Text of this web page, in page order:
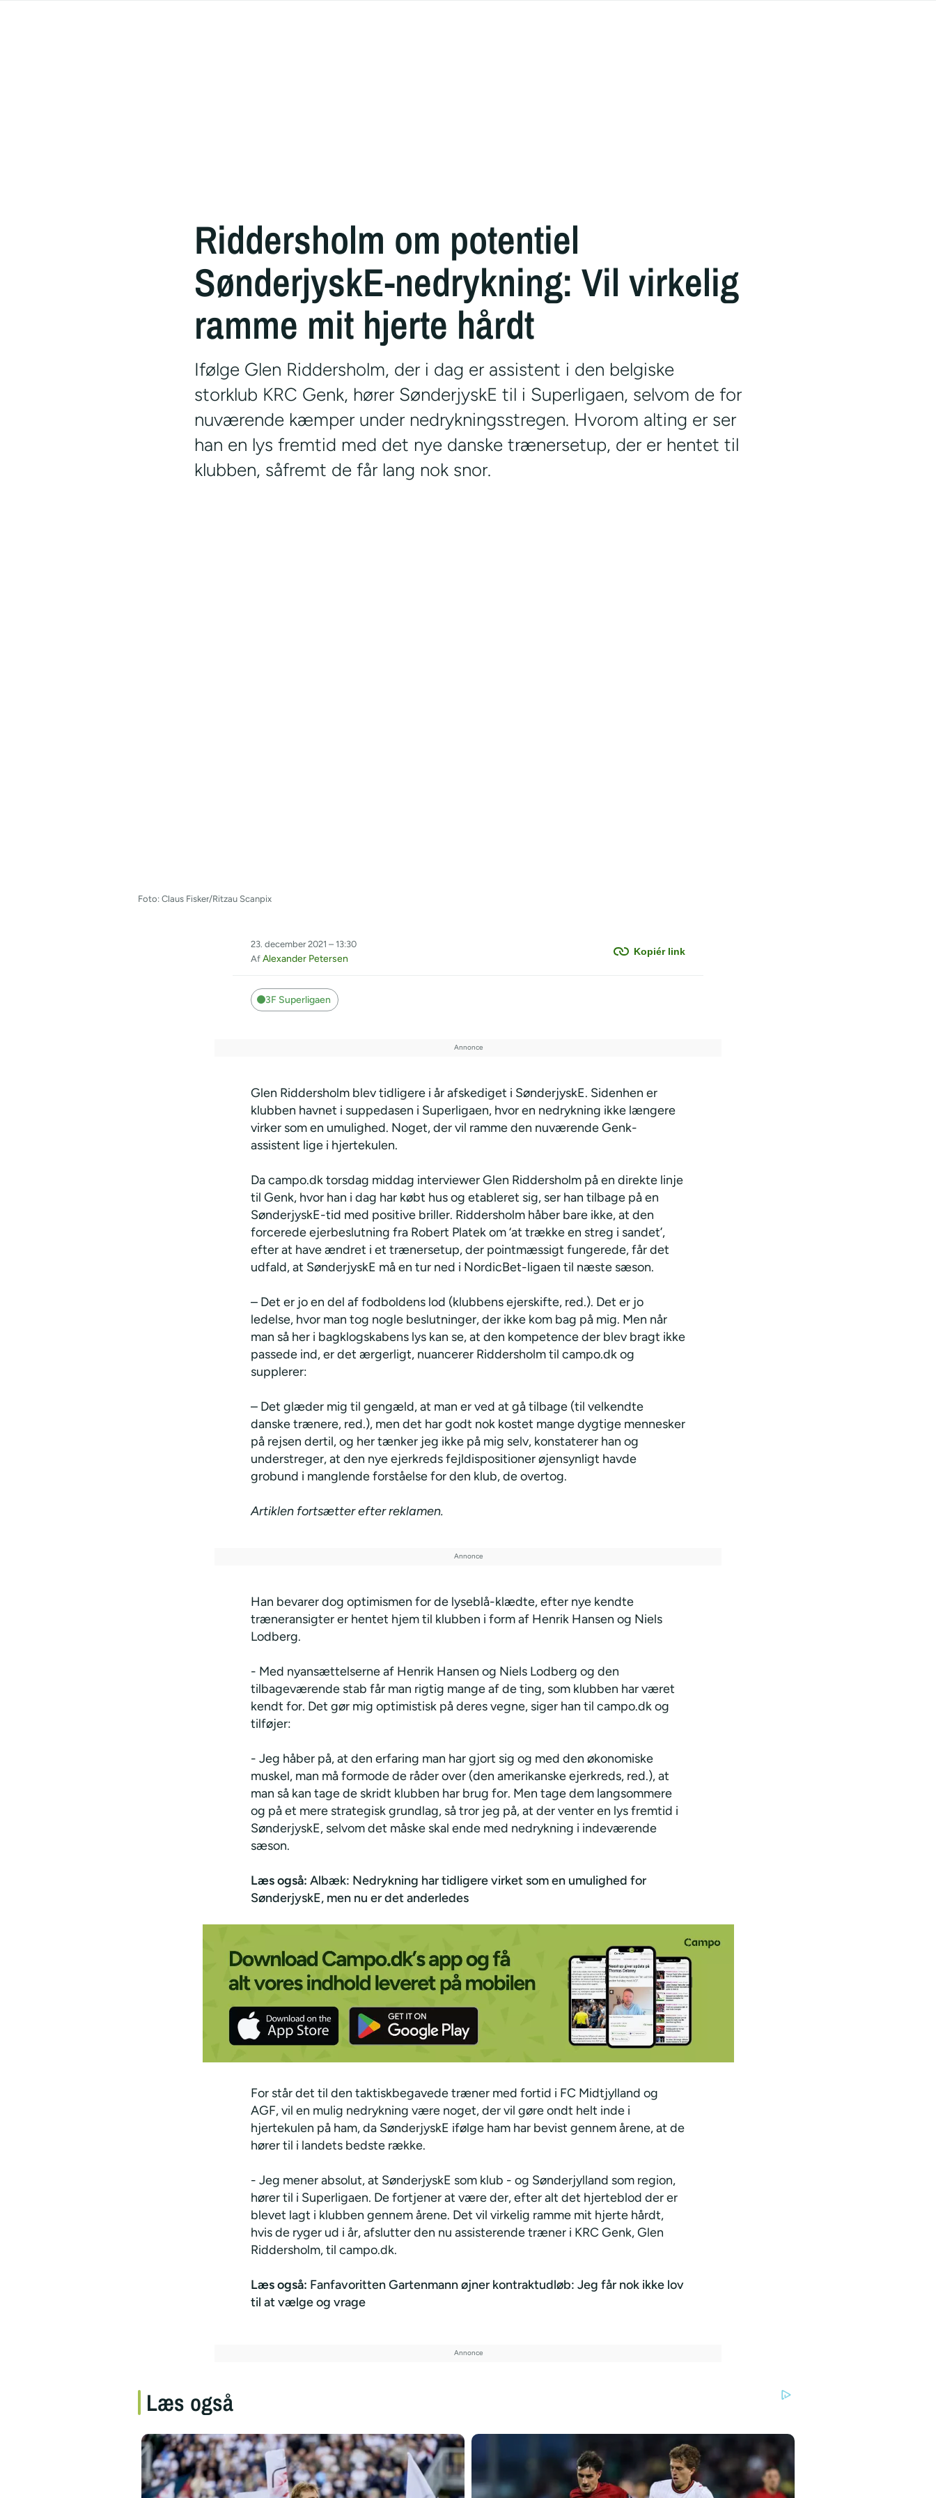
Riddersholm om potentiel
SønderjyskE-nedrykning: Vil virkelig
ramme mit hjerte hårdt
Ifølge Glen Riddersholm, der i dag er assistent i den belgiske
storklub KRC Genk, hører SønderjyskE til i Superligaen, selvom de for
nuværende kæmper under nedrykningsstregen. Hvorom alting er ser
han en lys fremtid med det nye danske trænersetup, der er hentet til
klubben, såfremt de får lang nok snor.
Foto: Claus Fisker/Ritzau Scanpix
Kopiér link
23. december 2021 – 13:30
Af Alexander Petersen
3F Superligaen
Glen Riddersholm blev tidligere i år afskediget i SønderjyskE. Sidenhen er
klubben havnet i suppedasen i Superligaen, hvor en nedrykning ikke længere
virker som en umulighed. Noget, der vil ramme den nuværende Genk-
assistent lige i hjertekulen.
Da campo.dk torsdag middag interviewer Glen Riddersholm på en direkte linje
til Genk, hvor han i dag har købt hus og etableret sig, ser han tilbage på en
SønderjyskE-tid med positive briller. Riddersholm håber bare ikke, at den
forcerede ejerbeslutning fra Robert Platek om ‘at trække en streg i sandet’,
efter at have ændret i et trænersetup, der pointmæssigt fungerede, får det
udfald, at SønderjyskE må en tur ned i NordicBet-ligaen til næste sæson.
– Det er jo en del af fodboldens lod (klubbens ejerskifte, red.). Det er jo
ledelse, hvor man tog nogle beslutninger, der ikke kom bag på mig. Men når
man så her i bagklogskabens lys kan se, at den kompetence der blev bragt ikke
passede ind, er det ærgerligt, nuancerer Riddersholm til campo.dk og
supplerer:
– Det glæder mig til gengæld, at man er ved at gå tilbage (til velkendte
danske trænere, red.), men det har godt nok kostet mange dygtige mennesker
på rejsen dertil, og her tænker jeg ikke på mig selv, konstaterer han og
understreger, at den nye ejerkreds fejldispositioner øjensynligt havde
grobund i manglende forståelse for den klub, de overtog.
Artiklen fortsætter efter reklamen.
Han bevarer dog optimismen for de lyseblå-klædte, efter nye kendte
træneransigter er hentet hjem til klubben i form af Henrik Hansen og Niels
Lodberg.
- Med nyansættelserne af Henrik Hansen og Niels Lodberg og den
tilbageværende stab får man rigtig mange af de ting, som klubben har været
kendt for. Det gør mig optimistisk på deres vegne, siger han til campo.dk og
tilføjer:
- Jeg håber på, at den erfaring man har gjort sig og med den økonomiske
muskel, man må formode de råder over (den amerikanske ejerkreds, red.), at
man så kan tage de skridt klubben har brug for. Men tage dem langsommere
og på et mere strategisk grundlag, så tror jeg på, at der venter en lys fremtid i
SønderjyskE, selvom det måske skal ende med nedrykning i indeværende
sæson.
Læs også: Albæk: Nedrykning har tidligere virket som en umulighed for
SønderjyskE, men nu er det anderledes
For står det til den taktiskbegavede træner med fortid i FC Midtjylland og
AGF, vil en mulig nedrykning være noget, der vil gøre ondt helt inde i
hjertekulen på ham, da SønderjyskE ifølge ham har bevist gennem årene, at de
hører til i landets bedste række.
- Jeg mener absolut, at SønderjyskE som klub - og Sønderjylland som region,
hører til i Superligaen. De fortjener at være der, efter alt det hjerteblod der er
blevet lagt i klubben gennem årene. Det vil virkelig ramme mit hjerte hårdt,
hvis de ryger ud i år, afslutter den nu assisterende træner i KRC Genk, Glen
Riddersholm, til campo.dk.
Læs også: Fanfavoritten Gartenmann øjner kontraktudløb: Jeg får nok ikke lov
til at vælge og vrage